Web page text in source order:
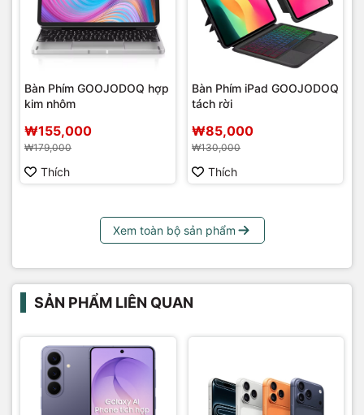
Bàn Phím GOOJODOQ hợp
kim nhôm
₩155,000
₩179,000
Thích
Bàn Phím iPad GOOJODOQ
tách rời
₩85,000
₩130,000
Thích
Xem toàn bộ sản phẩm
SẢN PHẨM LIÊN QUAN